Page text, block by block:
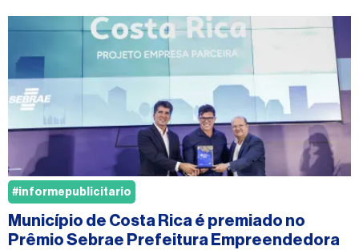
Município de Costa Rica é premiado no
Prêmio Sebrae Prefeitura Empreendedora
#informepublicitario